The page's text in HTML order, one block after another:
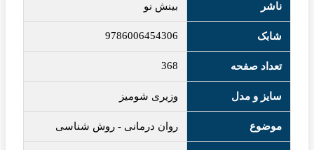
ناشر بینش نو
شابک 9786006454306
تعداد صفحه 368
سایز و مدل وزیری شومیز
موضوع روان درمانی - روش شناسی